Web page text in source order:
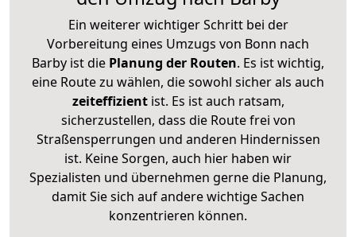
Ein weiterer wichtiger Schritt bei der
Vorbereitung eines Umzugs von Bonn nach
Barby ist die Planung der Routen. Es ist wichtig,
eine Route zu wählen, die sowohl sicher als auch
zeiteffizientist. Es ist auch ratsam,
sicherzustellen, dass die Route frei von
Straßensperrungen und anderen Hindernissen
ist. Keine Sorgen, auch hier haben wir
Spezialisten und übernehmen gerne die Planung,
damit Sie sich auf andere wichtige Sachen
konzentrieren können.